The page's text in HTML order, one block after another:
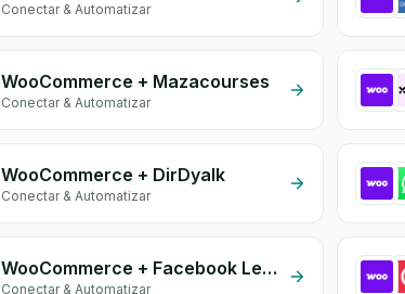
Conectar & Automatizar
WooCommerce + Mazacourses
Conectar & Automatizar
WooCommerce + DirDyalk
Conectar & Automatizar
WooCommerce + Facebook Leads
Conectar & Automatizar